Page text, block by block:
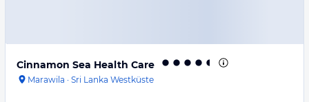
Cinnamon Sea Health Care
Marawila · Sri Lanka Westküste